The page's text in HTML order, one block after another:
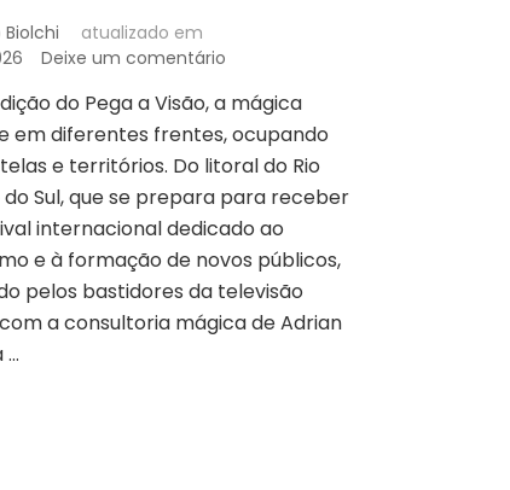
Biolchi
atualizado em
Deixe um comentárioem
no
Rio
Grande
Sul,
Adrian
por
trás
novela
do Pega a Visão, a mágica
em diferentes frentes, ocupando
e territórios. Do litoral do Rio
Sul, que se prepara para receber
internacional dedicado ao
e à formação de novos públicos,
pelos bastidores da televisão
a consultoria mágica de Adrian
…